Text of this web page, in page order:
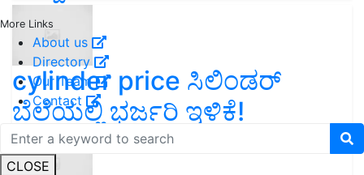
More Links
About us
Directory
Our Team
Contact
CLOSE
cylinder price ಸಿಲಿಂಡರ್‌
ಬೆಲೆಯಲ್ಲಿ ಭರ್ಜರಿ ಇಳಿಕೆ!